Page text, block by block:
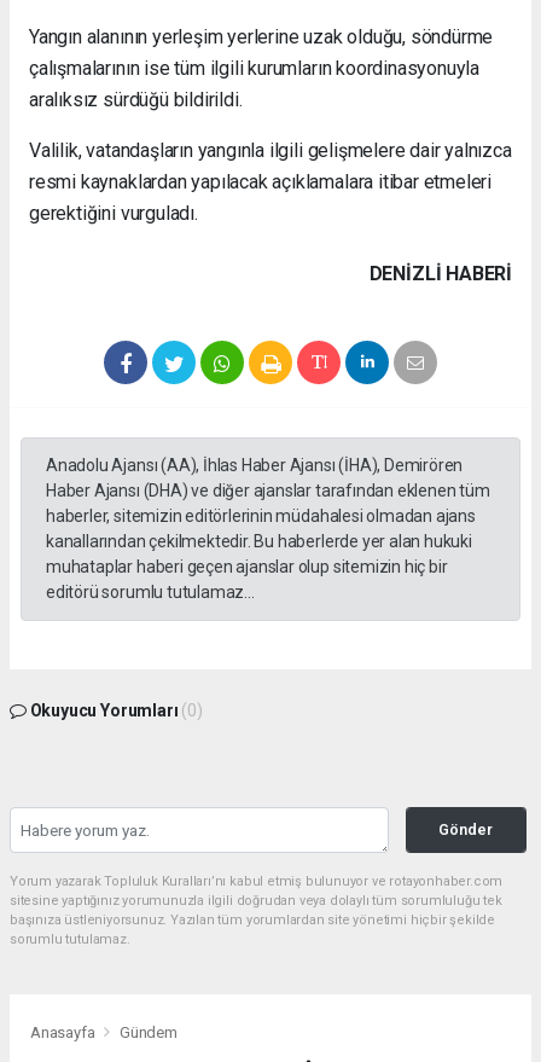
Yangın alanının yerleşim yerlerine uzak olduğu, söndürme
çalışmalarının ise tüm ilgili kurumların koordinasyonuyla
aralıksız sürdüğü bildirildi.
Valilik, vatandaşların yangınla ilgili gelişmelere dair yalnızca
resmi kaynaklardan yapılacak açıklamalara itibar etmeleri
gerektiğini vurguladı.
DENIZLI HABERİ
Anadolu Ajansı (AA), İhlas Haber Ajansı (İHA), Demirören
Haber Ajansı (DHA) ve diğer ajanslar tarafından eklenen tüm
haberler, sitemizin editörlerinin müdahalesi olmadan ajans
kanallarından çekilmektedir. Bu haberlerde yer alan hukuki
muhataplar haberi geçen ajanslar olup sitemizin hiç bir
editörü sorumlu tutulamaz...
Okuyucu Yorumları (0)
Gönder
Yorum yazarak Topluluk Kuralları’nı kabul etmiş bulunuyor ve rotayonhaber.com
sitesine yaptığınız yorumunuzla ilgili doğrudan veya dolaylı tüm sorumluluğu tek
başınıza üstleniyorsunuz. Yazılan tüm yorumlardan site yönetimi hiçbir şekilde
sorumlu tutulamaz.
Anasayfa Gündem